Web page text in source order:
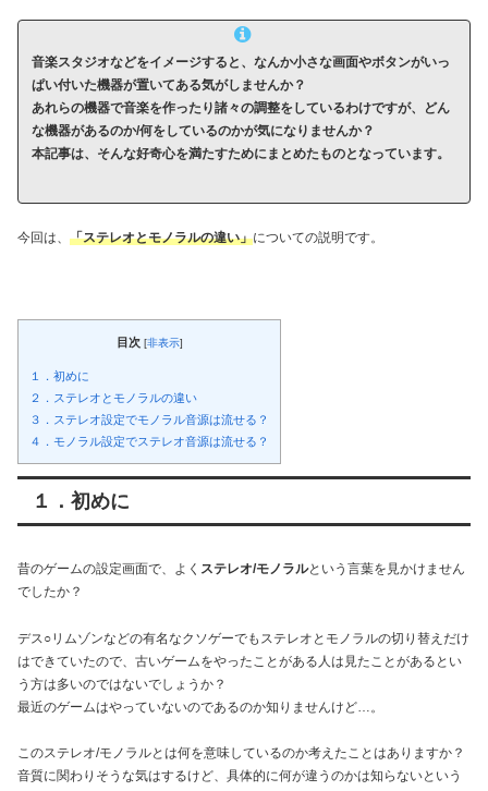
音楽スタジオなどをイメージすると、なんか小さな画面やボタンがいっ
ぱい付いた機器が置いてある気がしませんか？
あれらの機器で音楽を作ったり諸々の調整をしているわけですが、どん
な機器があるのか/何をしているのかが気になりませんか？
本記事は、そんな好奇心を満たすためにまとめたものとなっています。
今回は、 「ステレオとモノラルの違い」についての説明です。
目次 [非表示]
１．初めに
２．ステレオとモノラルの違い
３．ステレオ設定でモノラル音源は流せる？
４．モノラル設定でステレオ音源は流せる？
１．初めに
昔のゲームの設定画面で、よく ステレオ/モノラルという言葉を見かけません
でしたか？
デス○リムゾンなどの有名なクソゲーでもステレオとモノラルの切り替えだけ
はできていたので、古いゲームをやったことがある人は見たことがあるとい
う方は多いのではないでしょうか？
最近のゲームはやっていないのであるのか知りませんけど…。
このステレオ/モノラルとは何を意味しているのか考えたことはありますか？
音質に関わりそうな気はするけど、具体的に何が違うのかは知らないという